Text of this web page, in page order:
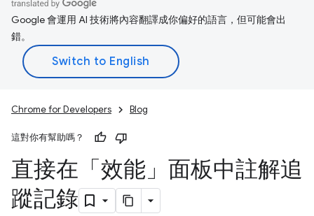
Google 會運用 AI 技術將內容翻譯成你偏好的語言，但可能會出
錯。
Chrome for Developers Blog
這對你有幫助嗎？
直接在「效能」面板中註解追
蹤記錄